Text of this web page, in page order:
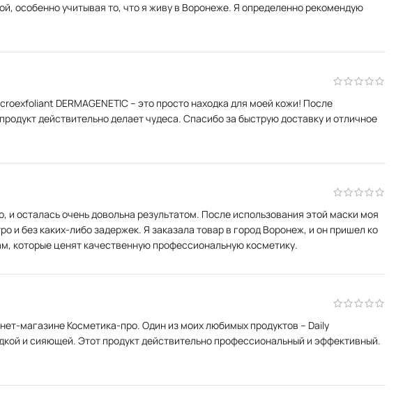
особенно учитывая то, что я живу в Воронеже. Я определенно рекомендую
DERMAGENETIC – это просто находка для моей кожи! После
действительно делает чудеса. Спасибо за быструю доставку и отличное
осталась очень довольна результатом. После использования этой маски моя
и без каких-либо задержек. Я заказала товар в город Воронеж, и он пришел ко
которые ценят качественную профессиональную косметику.
магазине Косметика-про. Один из моих любимых продуктов – Daily
и сияющей. Этот продукт действительно профессиональный и эффективный.